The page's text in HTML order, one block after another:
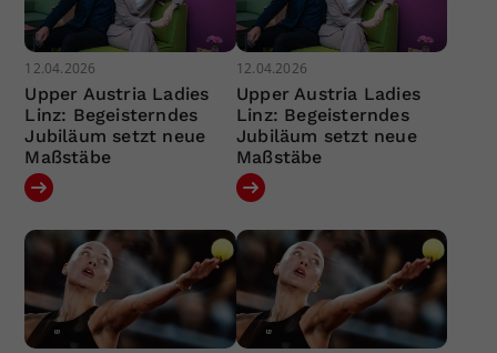
12.04.2026
Upper Austria Ladies
Linz: Begeisterndes
Jubiläum setzt neue
Maßstäbe
12.04.2026
Upper Austria Ladies
Linz: Begeisterndes
Jubiläum setzt neue
Maßstäbe